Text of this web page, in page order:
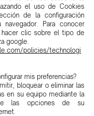
el uso de Cookies
de la configuración
navegador. Para conocer
hacer clic sobre el tipo de
google.
policies/technologi
mis preferencias?
bloquear o eliminar las
en su equipo mediante la
las opciones de su